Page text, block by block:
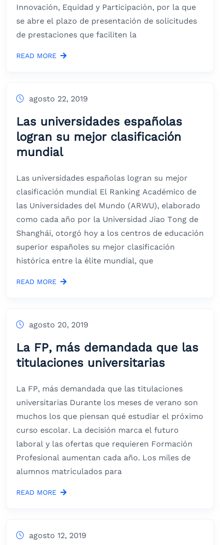
Innovación, Equidad y Participación, por la que
se abre el plazo de presentación de solicitudes
de prestaciones que faciliten la
READ MORE
agosto 22, 2019
Las universidades españolas
logran su mejor clasificación
mundial
Las universidades españolas logran su mejor
clasificación mundial El Ranking Académico de
las Universidades del Mundo (ARWU), elaborado
como cada año por la Universidad Jiao Tong de
Shanghái, otorgó hoy a los centros de educación
superior españoles su mejor clasificación
histórica entre la élite mundial, que
READ MORE
agosto 20, 2019
La FP, más demandada que las
titulaciones universitarias
La FP, más demandada que las titulaciones
universitarias Durante los meses de verano son
muchos los que piensan qué estudiar el próximo
curso escolar. La decisión marca el futuro
laboral y las ofertas que requieren Formación
Profesional aumentan cada año. Los miles de
alumnos matriculados para
READ MORE
agosto 12, 2019